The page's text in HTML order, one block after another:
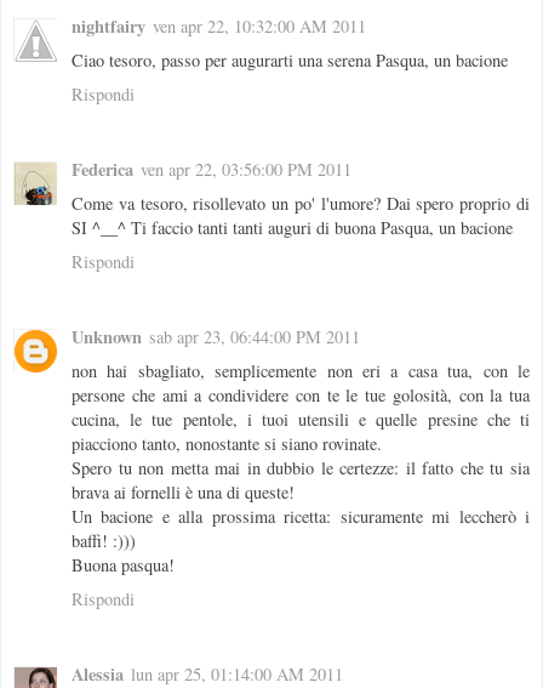
nightfairy ven apr 22, 10:32:00 AM 2011
Ciao tesoro, passo per augurarti una serena Pasqua, un bacione
Rispondi
Federica ven apr 22, 03:56:00 PM 2011
Come va tesoro, risollevato un po' l'umore? Dai spero proprio di
SI ^__^ Ti faccio tanti tanti auguri di buona Pasqua, un bacione
Rispondi
Unknown sab apr 23, 06:44:00 PM 2011
non hai sbagliato, semplicemente non eri a casa tua, con le
persone che ami a condividere con te le tue golosità, con la tua
cucina, le tue pentole, i tuoi utensili e quelle presine che ti
piacciono tanto, nonostante si siano rovinate.
Spero tu non metta mai in dubbio le certezze: il fatto che tu sia
brava ai fornelli è una di queste!
Un bacione e alla prossima ricetta: sicuramente mi leccherò i
baffi! :)))
Buona pasqua!
Rispondi
Alessia lun apr 25, 01:14:00 AM 2011